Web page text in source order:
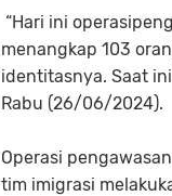
“Hari ini
menangkap 103
identitasnya. Saat
Rabu (26/06/2024).
Operasi
tim imigrasi